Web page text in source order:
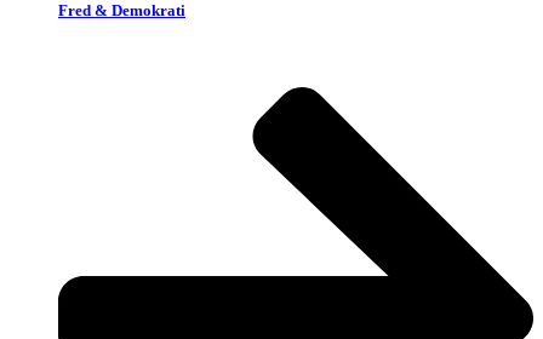
Fred & Demokrati